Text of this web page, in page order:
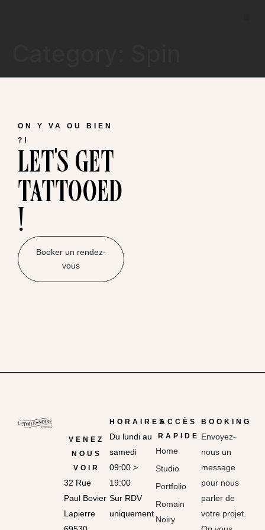
ON Y VA OU BIEN
?!
let's get
tattooed
!
Booker un rendez-
vous
VENEZ
NOUS
VOIR
32 Rue
Paul Bovier
Lapierre
HORAIRES
Du lundi au
samedi
09:00 >
19:00
Sur RDV
uniquement
ACCÈS
RAPIDE
Home
Studio
Portfolio
Romain
Noiry
BOOKING
Envoyez-
nous un
message
pour nous
parler de
votre projet.